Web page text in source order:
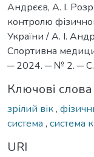
Андрєєв, А. І.
контролю
України / А. І.
Спортивна
─ 2024. ─ № 2. ─
Ключові слова
зрілий вік,
система , система
URI